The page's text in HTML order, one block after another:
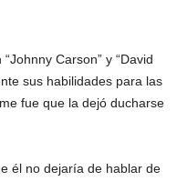
Carson” y “David
sus habilidades para las
fue que la dejó ducharse
él no dejaría de hablar de